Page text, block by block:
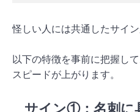
怪しい人には共通したサイン
以下の特徴を事前に把握し
スピードが上がります。
サイン①：名刺に